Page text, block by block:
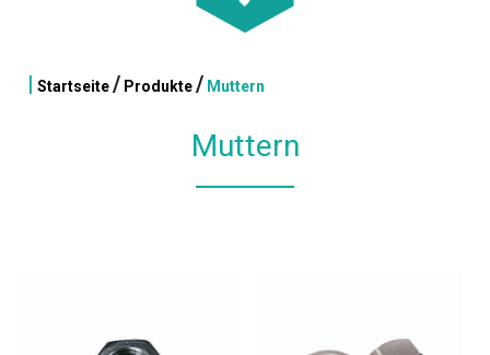
| Startseite/ Produkte/ Muttern
Muttern